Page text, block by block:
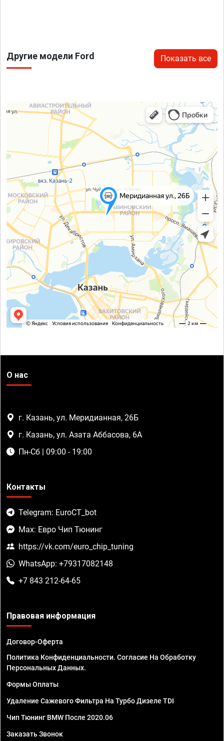
Другие модели Ford Показать все
О нас
г. Казань, ул. Меридианная, 26Б
г. Казань, ул. Азата Аббасова, 6А
Пн-Сб | 09:00 - 19:00
Контакты
Telegram: EuroCT_bot
Max: Евро Чип Тюнинг
https://vk.com/euro_chip_tuning
WhatsApp: +79317082148
+7 843 212-64-65
Правовая информация
Договор-Оферта
Политика Конфиденциальности. Согласие На Обработку
Персональных Данных.
Формы Оплаты
Удаление Сажевого Фильтра На Турбо Дизеле TDI
Чип Тюнинг BMW После 2020.06
Заказать Звонок